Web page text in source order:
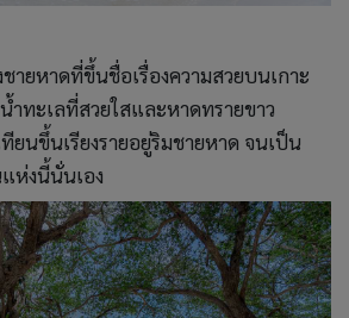
ายหาดที่ขึ้นชื่อเรื่องความสวยบนเกาะ
ำทะเลที่สวยใสและหาดทรายขาว
ยนขึ้นเรียงรายอยู่ริมชายหาด จนเป็น
ห่งนี้นั่นเอง